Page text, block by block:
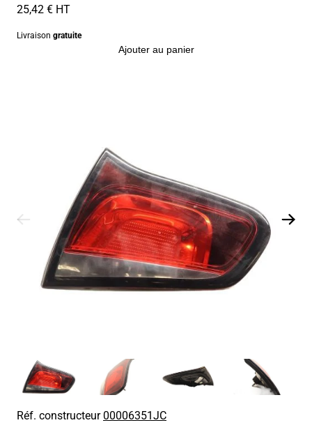
25,42 € HT
Livraison gratuite
Ajouter au panier
Réf. constructeur00006351JC